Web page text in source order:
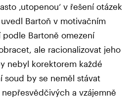
‚utopenou‘ v řešení otázek
Bartoň v motivačním
Bartoně omezení
ale racionalizovat jeho
nebyl korektorem každé
soud by se neměl stávat
a vzájemně